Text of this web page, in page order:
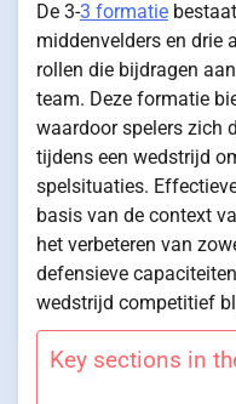
De 3-3 formatie
middenvelders en drie
rollen die bijdragen
team. Deze formatie
waardoor spelers zich
tijdens een wedstrijd
spelsituaties.
basis van de context
het verbeteren van
defensieve
wedstrijd competitief
Key sections in